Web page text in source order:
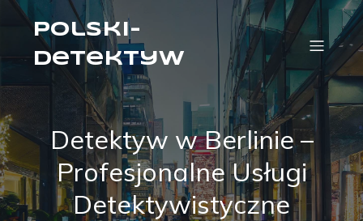
Polski-
Detektyw
Detektyw w Berlinie –
Profesjonalne Usługi
Detektywistyczne